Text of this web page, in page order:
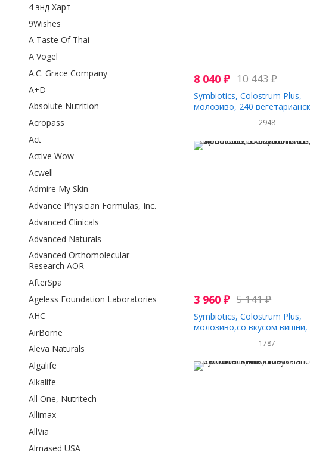
4 энд Харт
9Wishes
A Taste Of Thai
A Vogel
A.C. Grace Company
A+D
Absolute Nutrition
Acropass
Act
Active Wow
Acwell
Admire My Skin
Advance Physician Formulas, Inc.
Advanced Clinicals
Advanced Naturals
Advanced Orthomolecular
Research AOR
AfterSpa
Ageless Foundation Laboratories
AHC
AirBorne
Aleva Naturals
Algalife
Alkalife
All One, Nutritech
Allimax
AllVia
Almased USA
8 040 ₽ 10 443₽
Symbiotics, Colostrum Plus,
молозиво, 240
2948
3 960 ₽ 5 141₽
Symbiotics, Colostrum Plus,
молозиво,со вкусом вишни,
жевательных таблеток
1787